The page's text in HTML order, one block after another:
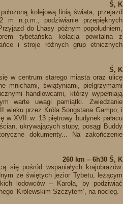
Ś, K
kolejową linią świata, przejazd
n.p.m., podziwianie przepięknych
do Lhasy późnym popołudniem,
tybetańska kolacja powitalna z
i stroje różnych grup etnicznych
Ś, K
w centrum starego miasta oraz ulicę
mnichami, świątyniami, pielgrzymami
handlowcami, którzy wypełniają
warte uwagi pamiątki. Zwiedzanie
wieku przez Króla Songstana Gampo, i
w XVII w. 13 piętrowy budynek pałacu
ukrywających stupy, posągi Buddy
dokumenty... Na zakończenie
260 km – 6h30 Ś, K
się pośród wspaniałych krajobrazów.
ze świętych jezior Tybetu, leżącym
lodowców – Karola, by podziwiać
‘Królewskim Szczytem’, na nocleg.